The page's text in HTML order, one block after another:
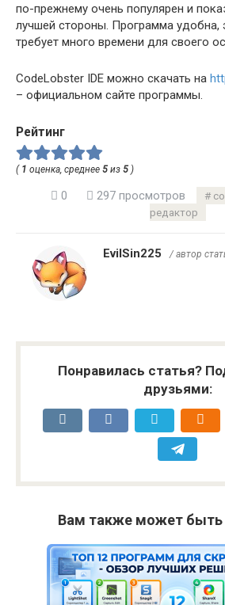
по-прежнему очень популярен и
лучшей стороны. Программа удобна,
требует много времени для своего
CodeLobster IDE можно скачать на
– официальном сайте программы.
Рейтинг
( 1 оценка, среднее 5 из 5 )
0 297 просмотров
редактор
EvilSin225 / автор
Понравилась статья?
друзьями:
Вам также может быть